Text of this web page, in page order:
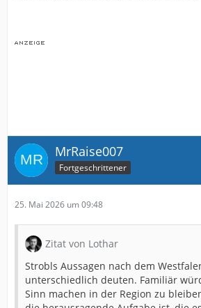
MrRaise007
Fortgeschrittener
25. Mai 2026 um 09:48
Zitat von Lothar
Strobls Aussagen nach dem
unterschiedlich deuten. Familiär
Sinn machen in der Region zu